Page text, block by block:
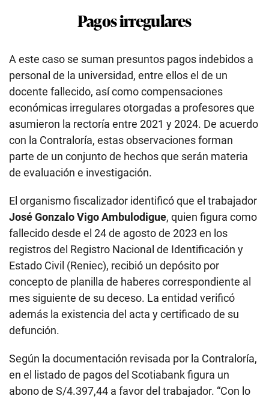
Pagos irregulares
A este caso se suman presuntos pagos indebidos a
personal de la universidad, entre ellos el de un
docente fallecido, así como compensaciones
económicas irregulares otorgadas a profesores que
asumieron la rectoría entre 2021 y 2024. De acuerdo
con la Contraloría, estas observaciones forman
parte de un conjunto de hechos que serán materia
de evaluación e investigación.
El organismo fiscalizador identificó que el trabajador
José Gonzalo Vigo Ambulodigue, quien figura como
fallecido desde el 24 de agosto de 2023 en los
registros del Registro Nacional de Identificación y
Estado Civil (Reniec), recibió un depósito por
concepto de planilla de haberes correspondiente al
mes siguiente de su deceso. La entidad verificó
además la existencia del acta y certificado de su
defunción.
Según la documentación revisada por la Contraloría,
en el listado de pagos del Scotiabank figura un
abono de S/4.397,44 a favor del trabajador. “Con lo